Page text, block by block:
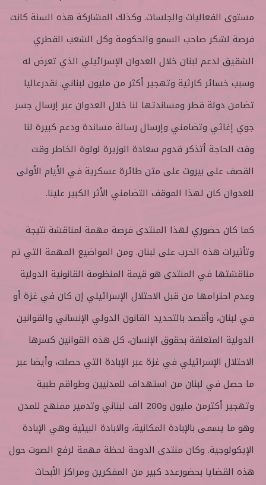
مستوى الفعاليات والجلسات. وكذلك المشاركة هذه السنة كانت
فرصة لشكر صاحب السمو والحكومة وكل الشعب القطري
الشقيق لدعم لبنان خلال العدوان الإسرائيلي الذي تعرض له
وسبب خسائر كارثية وتهجير أكثر من مليون لبناني. نقدرعاليا
تضامن دولة قطر ومساندتها لنا خلال العدوان عبر إرسال جسر
جوي إغاثي وتضامني وإرسال رسالة مساندة ودعم كبيرة لنا
وقت الحاجة أتذكر قدوم سعادة الوزيرة لولوة الخاطر وقت
القصف على بيروت على متن طائرة عسكرية في الأيام الأولى
للعدوان كان لهذا الموقف التضامني الأثر الكبير علينا.
كما كان حضوري لهذا المنتدى فرصة مهمة لمناقشة نتيجة
وتأثيرات هذه الحرب على لبنان. ومن المواضيع المهمة التي تم
مناقشتها في المنتدى هو قيمة المنظومة القانونية الدولية
وعدم احترامها من قبل الاحتلال الإسرائيلي إن كان في غزة أو
في لبنان، وأقصد بالتحديد القانون الدولي الإنساني والقوانين
الدولية المتعلقة بحقوق الإنسان، كل هذه القوانين كسرها
الاحتلال الإسرائيلي في غزة عبر الإبادة التي حصلت، وأيضا عبر
ما حصل في لبنان من استهداف للمدنيين وطواقم طبية
وتهجير أكثرمن مليون و200 الف لبناني وتدمير ممنهج للمدن
وهو ما يسمى بالإبادة المكانية، والابادة البيئية وهي الإبادة
الإيكولوجية. وكان منتدى الدوحة لحظة مهمة لرفع الصوت حول
هذه القضايا بحضورعدد كبير من المفكرين ومراكز الأبحاث